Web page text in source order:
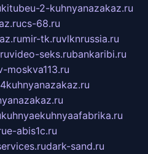
kitubeu-2-kuhnyanazakaz.ru
cs-68.ru
mir-tk.ruvlknrussia.ru
video-seks.rubankaribi.ru
kuhnyaekuhnyaafabrika.ru
e-abis1c.ru
dark-sand.ru